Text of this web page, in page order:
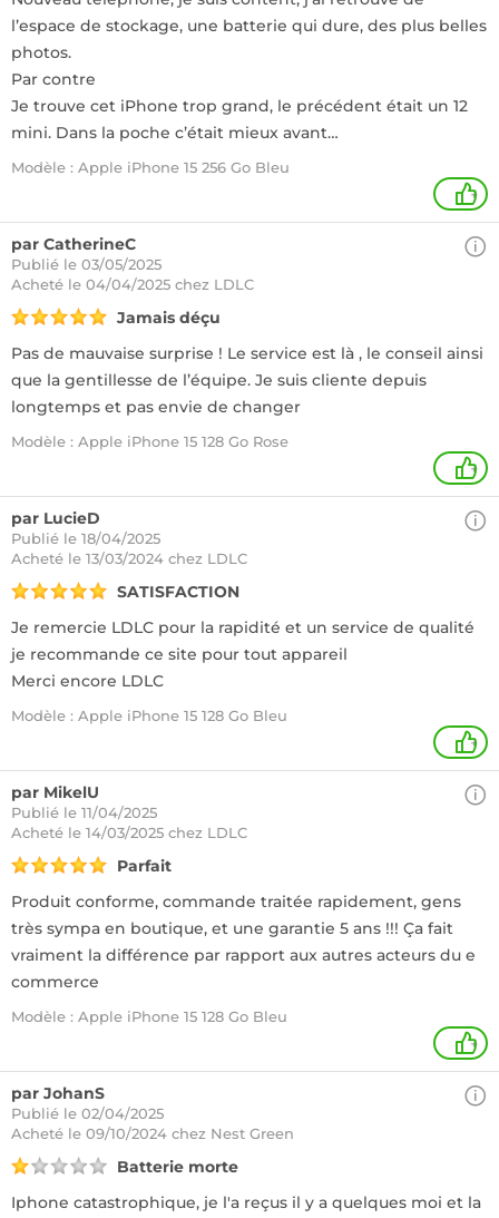
l’espace de stockage, une batterie qui dure, des plus belles
photos.
Par contre
Je trouve cet iPhone trop grand, le précédent était un 12
mini. Dans la poche c’était mieux avant…
Modèle : Apple iPhone 15 256 Go Bleu
+
par CatherineC
Publié le 03/05/2025
Acheté le 04/04/2025 chez LDLC
Jamais déçu
Pas de mauvaise surprise ! Le service est là , le conseil ainsi
que la gentillesse de l’équipe. Je suis cliente depuis
longtemps et pas envie de changer
Modèle : Apple iPhone 15 128 Go Rose
+
par LucieD
Publié le 18/04/2025
Acheté le 13/03/2024 chez LDLC
SATISFACTION
Je remercie LDLC pour la rapidité et un service de qualité
je recommande ce site pour tout appareil
Merci encore LDLC
Modèle : Apple iPhone 15 128 Go Bleu
+
par MikelU
Publié le 11/04/2025
Acheté le 14/03/2025 chez LDLC
Parfait
Produit conforme, commande traitée rapidement, gens
très sympa en boutique, et une garantie 5 ans !!! Ça fait
vraiment la différence par rapport aux autres acteurs du e
commerce
Modèle : Apple iPhone 15 128 Go Bleu
+
par JohanS
Publié le 02/04/2025
Acheté le 09/10/2024 chez Nest Green
Batterie morte
Iphone catastrophique, je l'a reçus il y a quelques moi et la